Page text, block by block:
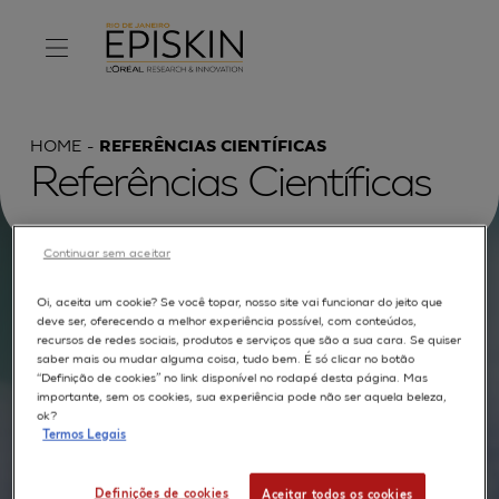
HOME REFERÊNCIAS CIENTÍFICAS
Referências Científicas
TEXTO COMPLETO MODELOS APLICAÇÕES
AUTORES
Oi, aceita um cookie? Se você topar, nosso site vai funcionar do jeito que
deve ser, oferecendo a melhor experiência possível, com conteúdos,
recursos de redes sociais, produtos e serviços que são a sua cara. Se quiser
saber mais ou mudar alguma coisa, tudo bem. É só clicar no botão
“Definição de cookies” no link disponível no rodapé desta página. Mas
importante, sem os cookies, sua experiência pode não ser aquela beleza,
ok?
Termos Legais
Definições de cookies Aceitar todos os cookies
Continuar sem aceitar